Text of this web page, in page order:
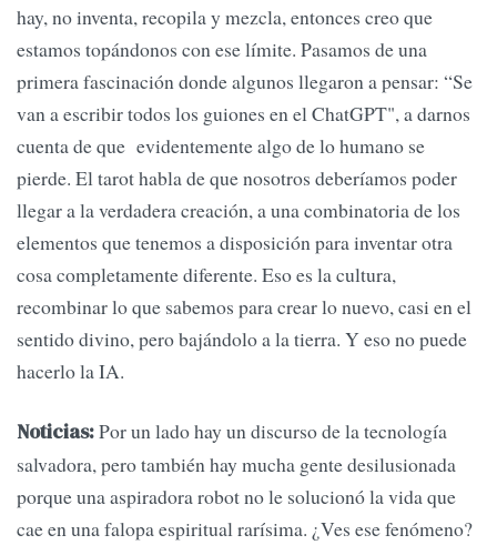
hay, no inventa, recopila y mezcla, entonces creo que
estamos topándonos con ese límite. Pasamos de una
primera fascinación donde algunos llegaron a pensar: “Se
van a escribir todos los guiones en el ChatGPT", a darnos
cuenta de que evidentemente algo de lo humano se
pierde. El tarot habla de que nosotros deberíamos poder
llegar a la verdadera creación, a una combinatoria de los
elementos que tenemos a disposición para inventar otra
cosa completamente diferente. Eso es la cultura,
recombinar lo que sabemos para crear lo nuevo, casi en el
sentido divino, pero bajándolo a la tierra. Y eso no puede
hacerlo la IA.
Noticias:Por un lado hay un discurso de la tecnología
salvadora, pero también hay mucha gente desilusionada
porque una aspiradora robot no le solucionó la vida que
cae en una falopa espiritual rarísima. ¿Ves ese fenómeno?